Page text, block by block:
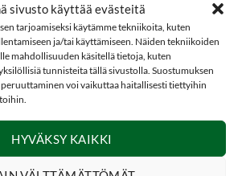
sivusto käyttää evästeitä
tarjoamiseksi käytämme tekniikoita, kuten
ja/tai käyttämiseen. Näiden tekniikoiden
mahdollisuuden käsitellä tietoja, kuten
tunnisteita tällä sivustolla. Suostumuksen
voi vaikuttaa haitallisesti tiettyihin
HYVÄKSY KAIKKI
soveltuu käytettäviksi
VHF puhelimien kanssa. Soveltuu
NITEforce Tiger VHF puhelin.
esim Wouxun ja Jahti Jakt VHF
tai materiaalivirheille ½ vuotta.